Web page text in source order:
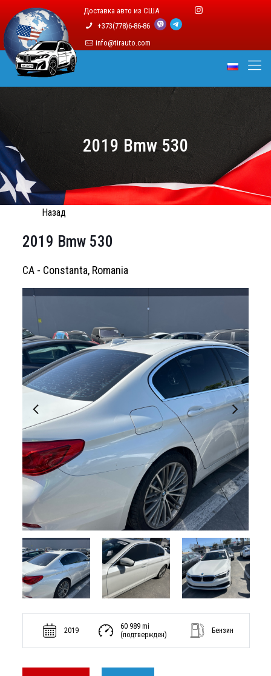
Доставка авто из США
+373(778)6-86-86
info@tirauto.com
2019 Bmw 530
Назад
2019 Bmw 530
CA - Constanta, Romania
2019
60 989 mi
(подтвержден)
Бензин